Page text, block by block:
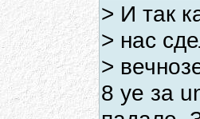
> И так
> нас
>
8 уе за